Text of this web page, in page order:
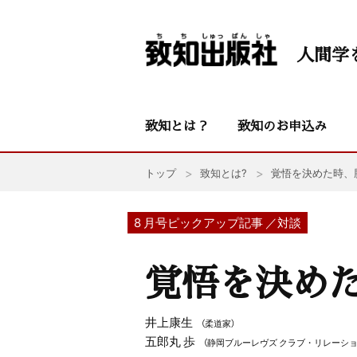
人間学
致知とは？ 致知のお申込み
トップ 致知とは? 覚悟を決めた時
8 月号ピックアップ記事 ／対談
覚悟を決め
井上康生 （柔道家）
五郎丸 歩 （静岡ブルーレヴズ クラブ・リレーショ